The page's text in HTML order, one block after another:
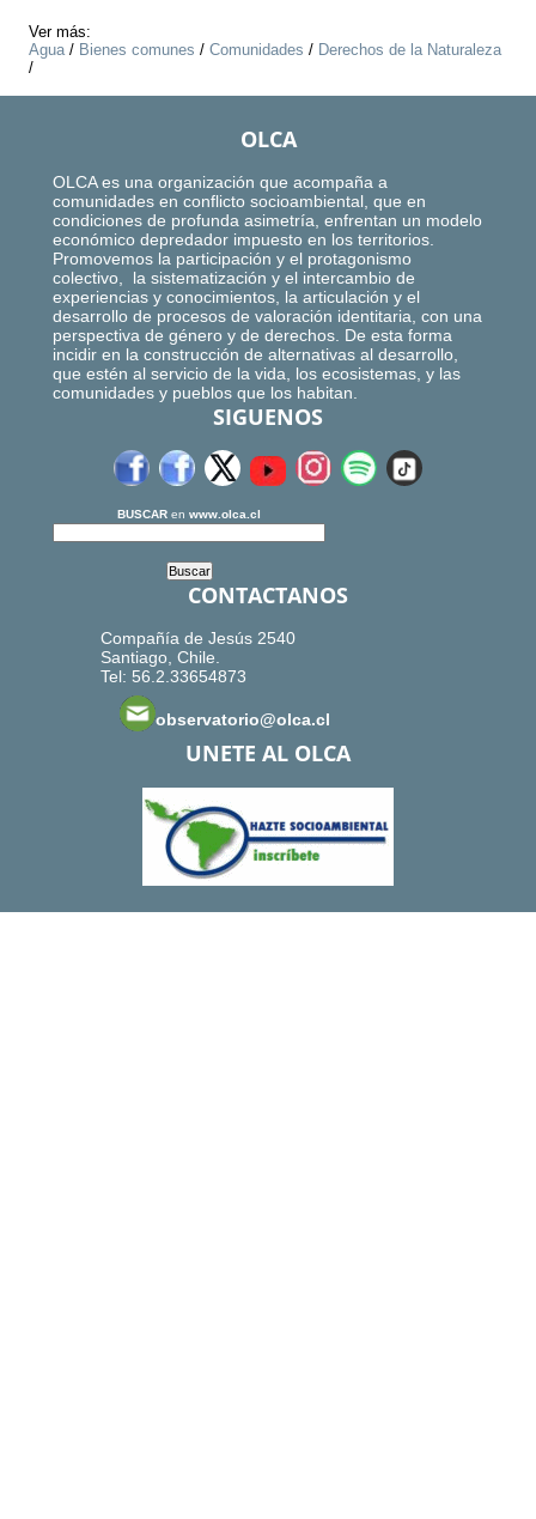
Ver más:
Agua/ Bienes comunes / Comunidades / Derechos de la Naturaleza
/
OLCA
OLCA es una organización que acompaña a
comunidades en conflicto socioambiental, que en
condiciones de profunda asimetría, enfrentan un modelo
económico depredador impuesto en los territorios.
Promovemos la participación y el protagonismo
colectivo, la sistematización y el intercambio de
experiencias y conocimientos, la articulación y el
desarrollo de procesos de valoración identitaria, con una
perspectiva de género y de derechos. De esta forma
incidir en la construcción de alternativas al desarrollo,
que estén al servicio de la vida, los ecosistemas, y las
comunidades y pueblos que los habitan.
SIGUENOS
BUSCAR en www.olca.cl
CONTACTANOS
Compañía de Jesús 2540
Santiago, Chile.
Tel: 56.2.33654873
observatorio@olca.cl
UNETE AL OLCA